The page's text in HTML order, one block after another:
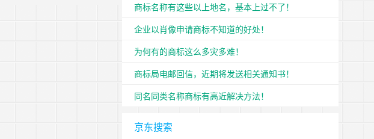
商标名称有这些以上地名，基本上过不了！
企业以肖像申请商标不知道的好处！
为何有的商标这么多灾多难！
商标局电邮回信，近期将发送相关通知书！
同名同类名称商标有高近解决方法！
京东搜索